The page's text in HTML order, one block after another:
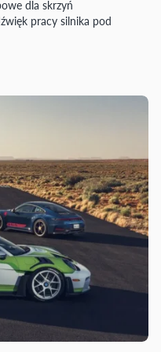
dla skrzyń
pracy silnika pod